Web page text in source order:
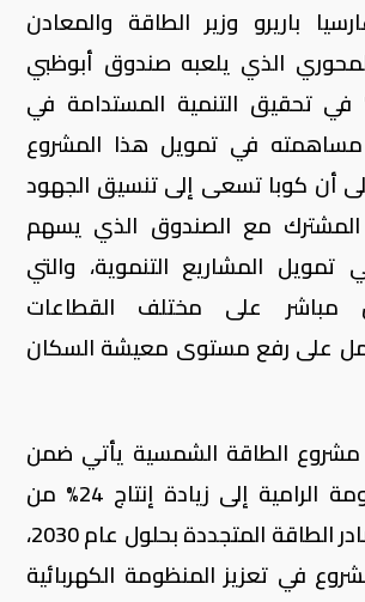
باريرو وزير الطاقة والمعادن
الذي يلعبه صندوق أبوظبي
في تحقيق التنمية المستدامة في
في تمويل هذا المشروع
أن كوبا تسعى إلى تنسيق الجهود
المشترك مع الصندوق الذي يسهم
المشاريع التنموية، والتي
على مختلف القطاعات
على رفع مستوى معيشة السكان
مشروع الطاقة الشمسية يأتي ضمن
استراتيجية الحكومة الرامية إلى زيادة إنتاج 24% من
الكهرباء من مصادر الطاقة المتجددة بحلول عام 2030،
في تعزيز المنظومة الكهربائية